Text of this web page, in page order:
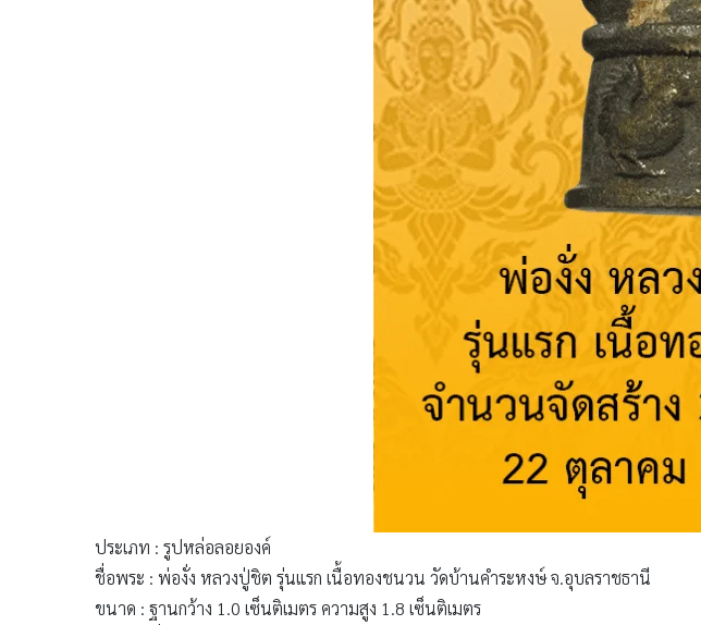
ประเภท : รูปหล่อลอยองค์
ชื่อพระ : พ่องั่ง หลวงปู่ชิต รุ่นแรก เนื้อทองชนวน วัดบ้านคำระหงษ์ จ.อุบลราชธานี
ขนาด : ฐานกว้าง 1.0 เซ็นติเมตร ความสูง 1.8 เซ็นติเมตร